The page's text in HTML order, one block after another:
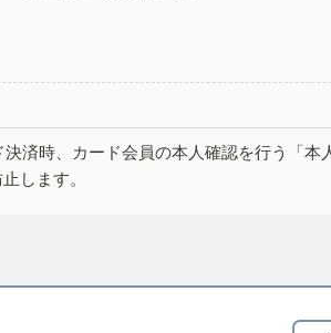
済時、カード会員の本人確認を行う「
します。